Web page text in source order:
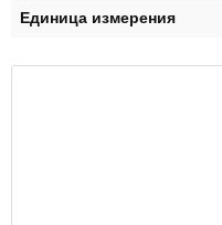
Единица измерения